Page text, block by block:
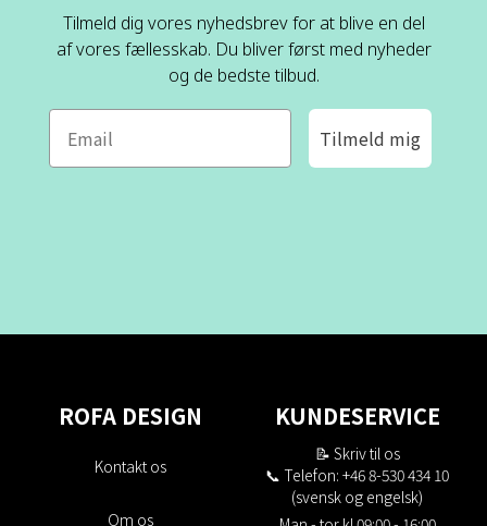
Tilmeld dig vores nyhedsbrev for at blive en del
af vores fællesskab. Du bliver først med nyheder
og de bedste tilbud.
Tilmeld mig
ROFA DESIGN
Kontakt os
Om os
KUNDESERVICE
📝 Skriv til os
📞 Telefon: +46 8-530 434 10
(svensk og engelsk)